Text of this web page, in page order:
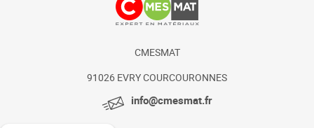
CMESMAT
91026 EVRY COURCOURONNES
info@cmesmat.fr